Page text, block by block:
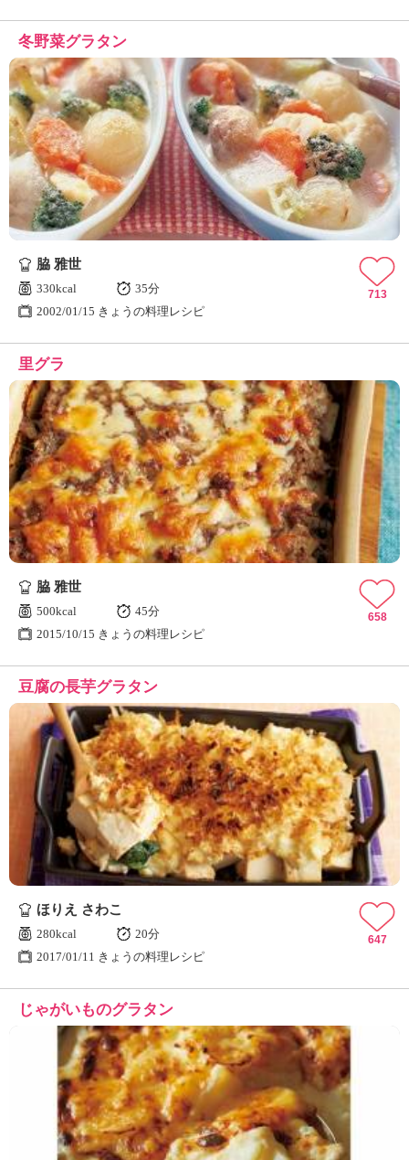
冬野菜グラタン
脇 雅世
330kcal
35分
2002/01/15 きょうの料理レシピ
713
里グラ
脇 雅世
500kcal
45分
2015/10/15 きょうの料理レシピ
658
豆腐の長芋グラタン
ほりえ さわこ
280kcal
20分
2017/01/11 きょうの料理レシピ
647
じゃがいものグラタン